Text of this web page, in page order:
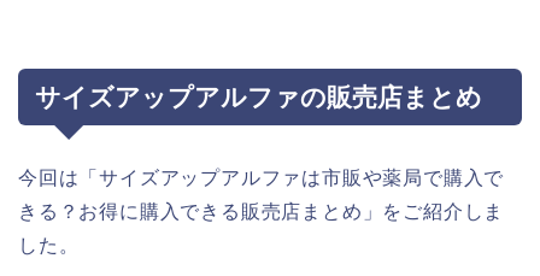
サイズアップアルファの販売店まとめ
今回は「サイズアップアルファは市販や薬局で購入で
きる？お得に購入できる販売店まとめ」をご紹介しま
した。